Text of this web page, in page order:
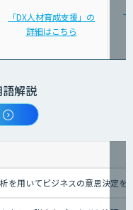
「DX人材育成支援」の
詳細はこちら
解説
を用いてビジネスの意思決定